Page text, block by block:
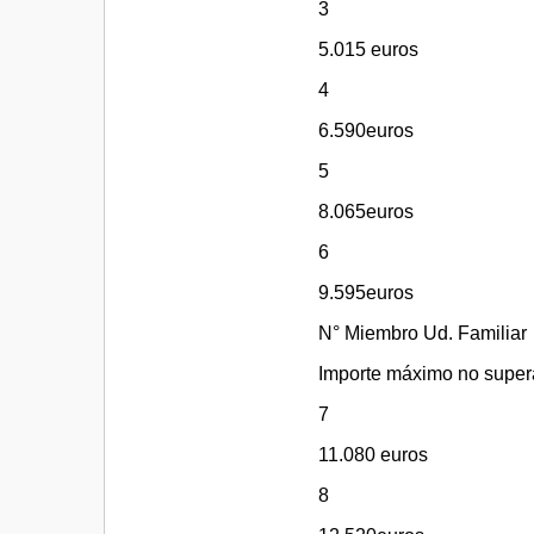
3
5.015 euros
4
6.590euros
5
8.065euros
6
9.595euros
N° Miembro Ud. Familiar
Importe máximo no
7
11.080 euros
8